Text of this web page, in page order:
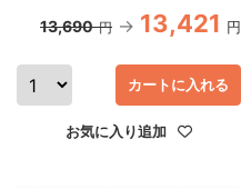
13,690 円 13,421 円
カートに入れる
お気に入り追加